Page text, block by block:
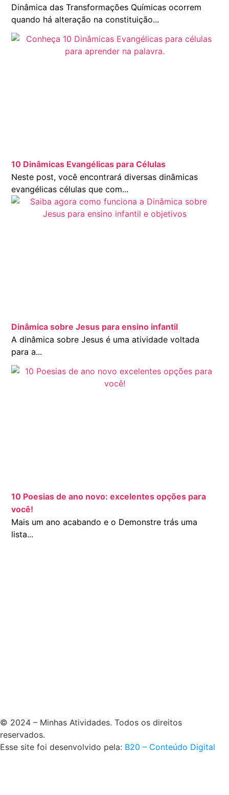
Dinâmica das Transformações Químicas ocorrem
quando há alteração na constituição...
10 Dinâmicas Evangélicas para Células
Neste post, você encontrará diversas dinâmicas
evangélicas células que com...
Dinâmica sobre Jesus para ensino infantil
A dinâmica sobre Jesus é uma atividade voltada
para a...
10 Poesias de ano novo: excelentes opções para
você!
Mais um ano acabando e o Demonstre trás uma
lista...
© 2024 – Minhas Atividades. Todos os direitos
reservados.
Esse site foi desenvolvido pela: B20 – Conteúdo Digital